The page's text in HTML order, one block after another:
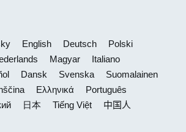
English Deutsch
Polski
Magyar
Italiano
Dansk Svenska
Suomalainen
Ελληνικά
Português
日本 Tiếng Việt 中国人